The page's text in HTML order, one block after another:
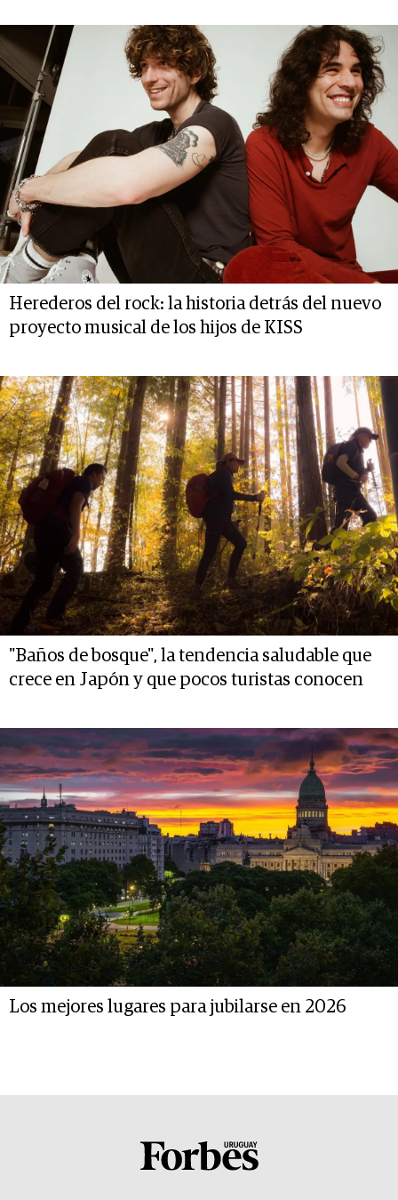
Herederos del rock: la historia detrás del nuevo
proyecto musical de los hijos de KISS
"Baños de bosque", la tendencia saludable que
crece en Japón y que pocos turistas conocen
Los mejores lugares para jubilarse en 2026